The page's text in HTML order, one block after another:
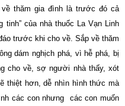
thăm gia đình là trước đó cả
tinh” của nhà thuốc La Vạn Linh
trước khi cho về. Sắp về thăm
dám nghịch phá, vì hễ phá, bị
cho về, sợ người nhà thấy, xót
thiệt hơn, dễ nhìn hình thức mà
các con nhưng các con muốn